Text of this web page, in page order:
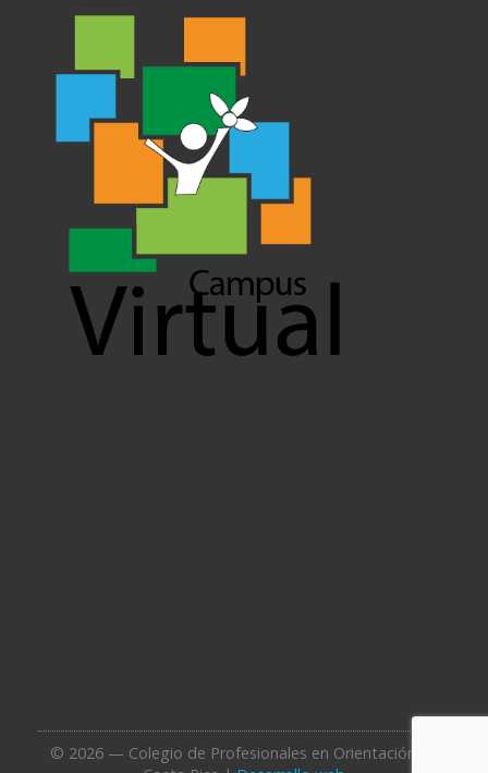
© 2026 — Colegio de Profesionales en Orientación de